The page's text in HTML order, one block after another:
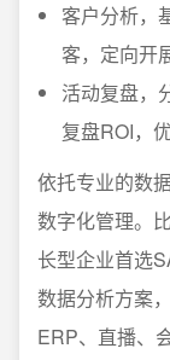
客户分析，
客，定向开
活动复盘，
复盘ROI，
依托专业的数
数字化管理。比
长型企业首选
数据分析方案
ERP、直播、